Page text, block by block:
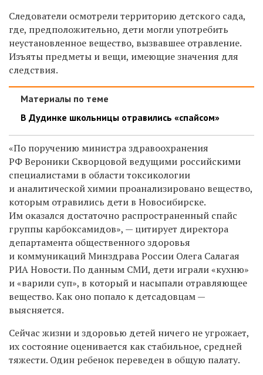
Следователи осмотрели территорию детского сада,
где, предположительно, дети могли употребить
неустановленное вещество, вызвавшее отравление.
Изъяты предметы и вещи, имеющие значения для
следствия.
Материалы по теме
В Дудинке школьницы отравились «спайсом»
«По поручению министра здравоохранения
РФ Вероники Скворцовой ведущими российскими
специалистами в области токсикологии
и аналитической химии проанализировано вещество,
которым отравились дети в Новосибирске.
Им оказался достаточно распространенный спайс
группы карбоксамидов», — цитирует директора
департамента общественного здоровья
и коммуникаций Минздрава России Олега Салагая
РИА Новости. По данным СМИ, дети играли «кухню»
и «варили суп», в который и насыпали отравляющее
вещество. Как оно попало к детсадовцам —
выясняется.
Сейчас жизни и здоровью детей ничего не угрожает,
их состояние оценивается как стабильное, средней
тяжести. Один ребенок переведен в общую палату.